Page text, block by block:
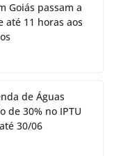
Goiás passam a
até 11 horas aos
de Águas
de 30% no IPTU
30/06